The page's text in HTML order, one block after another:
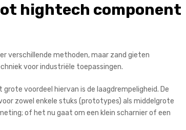
hightech component
verschillende methoden, maar zand gieten
voor industriële toepassingen.
voordeel hiervan is de laagdrempeligheid. De
zowel enkele stuks (prototypes) als middelgrote
of het nu gaat om een klein scharnier of een